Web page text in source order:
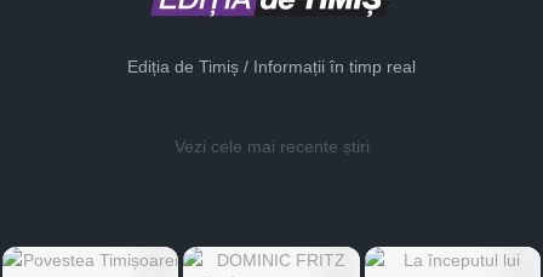
Ediția de Timiș / Informații în timp real
Vezi cele mai recente știri